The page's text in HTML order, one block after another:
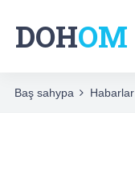
DOHOM
Baş sahypa Habarlar